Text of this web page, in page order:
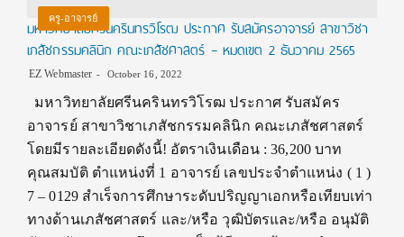
ครู-อาจารย์
มหาวิทยาลัยศรีนครินทรวิโรฒ ประกาศ รับสมัครอาจารย์ สาขาวิชา
เภสัชกรรมคลินิก คณะเภสัชศาสตร์ – หมดเขต 2 ธันวาคม 2565
EZ Webmaster October 16, 2022
มหาวิทยาลัยศรีนครินทรวิโรฒ ประกาศ รับสมัคร
อาจารย์ สาขาวิชาเภสัชกรรมคลินิก คณะเภสัชศาสตร์
โดยมีรายละเอียดดังนี้! อัตราเงินเดือน : 36,200 บาท
คุณสมบัติ ตำแหน่งที่ 1 อาจารย์ เลขประจำตำแหน่ง ( 1 )
7 – 0129 สำเร็จการศึกษาระดับปริญญาเอกหรือเทียบเท่า
ทางด้านเภสัชศาสตร์ และ/หรือ วุฒิบัตรและ/หรือ อนุมัติ